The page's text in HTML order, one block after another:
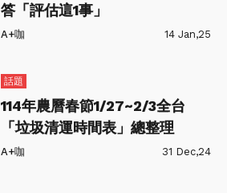
答「評估這1事」
A+咖 14 Jan,25
話題
114年農曆春節1/27~2/3全台
「垃圾清運時間表」總整理
A+咖 31 Dec,24